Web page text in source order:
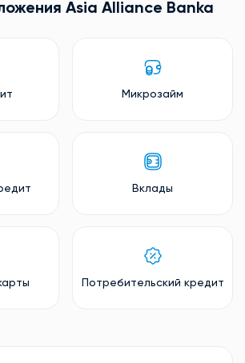
Asia Alliance Banka
Микрозайм
Вклады
Потребительский кредит